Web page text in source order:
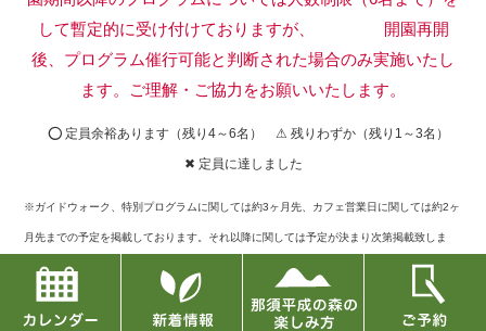
して暫定的に受け付けておりますが、
開園再開
後、プログラム催行可能と判断された場合のみ実施いたし
ます。ご理解・ご協力をお願いいたします。
⭕ 定員余裕あります（残り4～6名） ⚠ 残りわずか（残り1～3名）
✖ 定員に達しました
※ガイドウォーク、特別プログラムに関しては約3ヶ月先、カフェ営業日に関しては約2ヶ
月先までの予定を掲載しております。それ以降に関しては予定が決まり次第掲載致しま
す。
※定員に達したものに関してキャンセルが出た場合には再募集もございますので、お問い
合せフォームまたはお電話でご確認下さい。